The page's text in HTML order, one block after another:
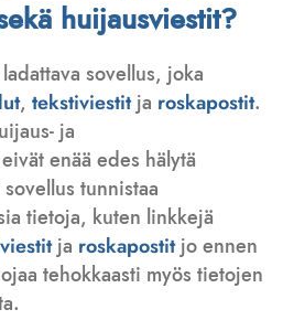
huijausviestit?
sovellus, joka
, tekstiviestitja roskapostit.
ja
enää edes hälytä
tunnistaa
tietoja, kuten linkkejä
ja roskapostitjo ennen
tehokkaasti myös tietojen